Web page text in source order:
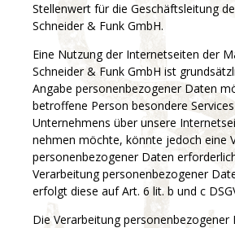
Stellenwert für die Geschäftsleitung
Schneider & Funk GmbH.
Eine Nutzung der Internetseiten der
Schneider & Funk GmbH ist
Angabe personenbezogener Daten
betroffene Person besondere
Unternehmens über unsere
nehmen möchte, könnte jedoch eine
personenbezogener Daten
Verarbeitung personenbezogener
erfolgt diese auf Art. 6 lit. b und c
Die Verarbeitung personenbezogener